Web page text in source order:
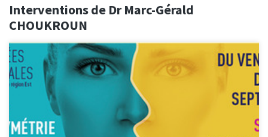
Interventions de Dr Marc-Gérald
CHOUKROUN